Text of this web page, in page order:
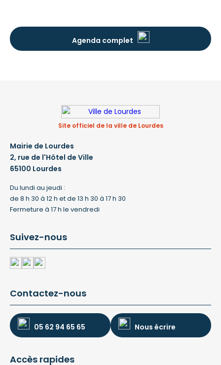
Agenda complet
Site officiel de la ville de Lourdes
Mairie de Lourdes
2, rue de l'Hôtel de Ville
65100 Lourdes
Du lundi au jeudi :
de 8 h 30 à 12 h et de 13 h 30 à 17 h 30
Fermeture à 17 h le vendredi
Suivez-nous
Contactez-nous
05 62 94 65 65 Nous écrire
Accès rapides